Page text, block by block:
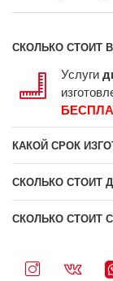
СКОЛЬКО СТОИТ
Услуги
КАКОЙ СРОК
СКОЛЬКО СТОИТ
СКОЛЬКО СТОИТ